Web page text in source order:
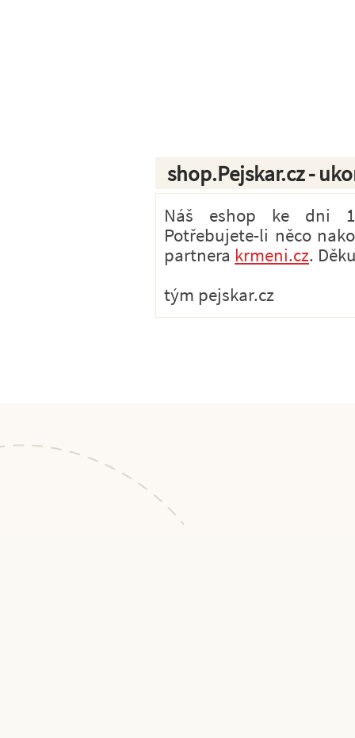
shop.Pejskar.cz -
Náš eshop ke dni
Potřebujete-li něco
partnera krmeni.cz.
tým pejskar.cz